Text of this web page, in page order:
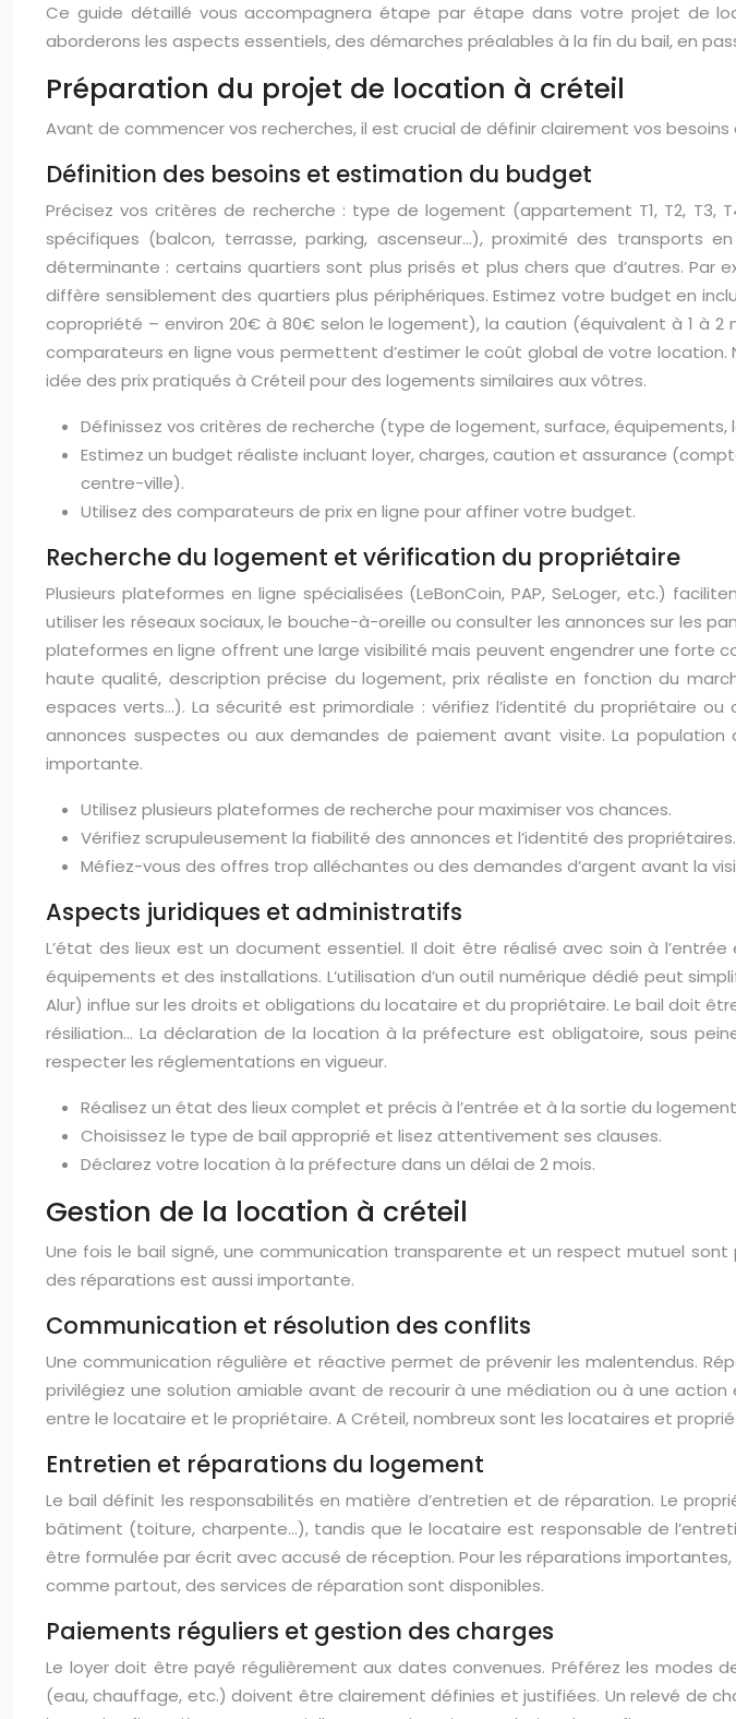
Ce guide détaillé vous accompagnera étape par étape dans votre projet de
aborderons les aspects essentiels, des démarches préalables à la fin du bail, en
Préparation du projet de location à créteil
Avant de commencer vos recherches, il est crucial de définir clairement vos
Définition des besoins et estimation du budget
Précisez vos critères de recherche : type de logement (appartement T1, T2, T3,
spécifiques (balcon, terrasse, parking, ascenseur…), proximité des transports
déterminante : certains quartiers sont plus prisés et plus chers que d’autres.
diffère sensiblement des quartiers plus périphériques. Estimez votre budget en
copropriété – environ 20€ à 80€ selon le logement), la caution (équivalent à 1 à
comparateurs en ligne vous permettent d’estimer le coût global de votre location.
idée des prix pratiqués à Créteil pour des logements similaires aux vôtres.
Définissez vos critères de recherche (type de logement, surface, équipements,
Estimez un budget réaliste incluant loyer, charges, caution et assurance
centre-ville).
Utilisez des comparateurs de prix en ligne pour affiner votre budget.
Recherche du logement et vérification du propriétaire
Plusieurs plateformes en ligne spécialisées (LeBonCoin, PAP, SeLoger, etc.)
utiliser les réseaux sociaux, le bouche-à-oreille ou consulter les annonces sur les
plateformes en ligne offrent une large visibilité mais peuvent engendrer une forte
haute qualité, description précise du logement, prix réaliste en fonction du
espaces verts…). La sécurité est primordiale : vérifiez l’identité du propriétaire
annonces suspectes ou aux demandes de paiement avant visite. La
importante.
Utilisez plusieurs plateformes de recherche pour maximiser vos chances.
Vérifiez scrupuleusement la fiabilité des annonces et l’identité des propriétaires.
Méfiez-vous des offres trop alléchantes ou des demandes d’argent avant la
Aspects juridiques et administratifs
L’état des lieux est un document essentiel. Il doit être réalisé avec soin à
équipements et des installations. L’utilisation d’un outil numérique dédié peut
Alur) influe sur les droits et obligations du locataire et du propriétaire. Le bail doit
résiliation… La déclaration de la location à la préfecture est obligatoire, sous
respecter les réglementations en vigueur.
Réalisez un état des lieux complet et précis à l’entrée et à la sortie du
Choisissez le type de bail approprié et lisez attentivement ses clauses.
Déclarez votre location à la préfecture dans un délai de 2 mois.
Gestion de la location à créteil
Une fois le bail signé, une communication transparente et un respect mutuel
des réparations est aussi importante.
Communication et résolution des conflits
Une communication régulière et réactive permet de prévenir les malentendus.
privilégiez une solution amiable avant de recourir à une médiation ou à une
entre le locataire et le propriétaire. A Créteil, nombreux sont les locataires et
Entretien et réparations du logement
Le bail définit les responsabilités en matière d’entretien et de réparation. Le
bâtiment (toiture, charpente…), tandis que le locataire est responsable de
être formulée par écrit avec accusé de réception. Pour les réparations
comme partout, des services de réparation sont disponibles.
Paiements réguliers et gestion des charges
Le loyer doit être payé régulièrement aux dates convenues. Préférez les modes
(eau, chauffage, etc.) doivent être clairement définies et justifiées. Un relevé de